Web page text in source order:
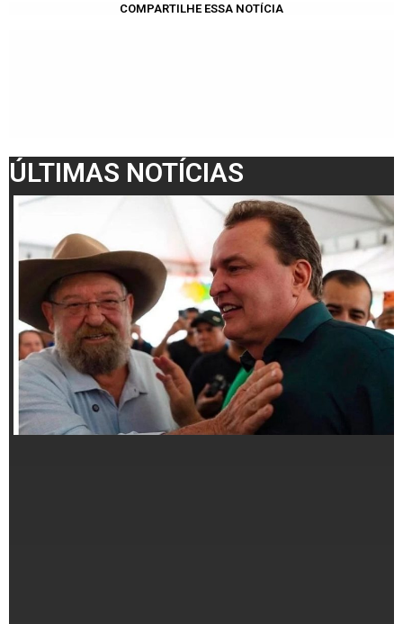
COMPARTILHE ESSA NOTÍCIA
ÚLTIMAS NOTÍCIAS